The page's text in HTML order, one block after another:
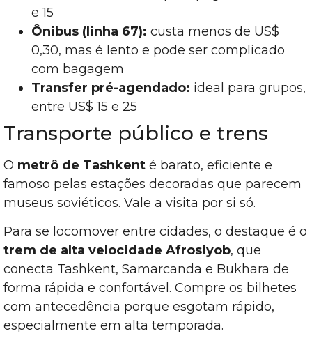
e 15
Ônibus (linha 67): custa menos de US$
0,30, mas é lento e pode ser complicado
com bagagem
Transfer pré-agendado: ideal para grupos,
entre US$ 15 e 25
Transporte público e trens
O metrô de Tashkent é barato, eficiente e
famoso pelas estações decoradas que parecem
museus soviéticos. Vale a visita por si só.
Para se locomover entre cidades, o destaque é o
trem de alta velocidade Afrosiyob, que
conecta Tashkent, Samarcanda e Bukhara de
forma rápida e confortável. Compre os bilhetes
com antecedência porque esgotam rápido,
especialmente em alta temporada.